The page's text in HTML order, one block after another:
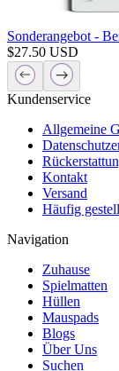
Sonderangebot -
$27.50 USD
Kundenservice
Allgemeine
Kontakt
Versand
Häufig
Navigation
Zuhause
Spielmatten
Hüllen
Mauspads
Blogs
Über Uns
Suchen